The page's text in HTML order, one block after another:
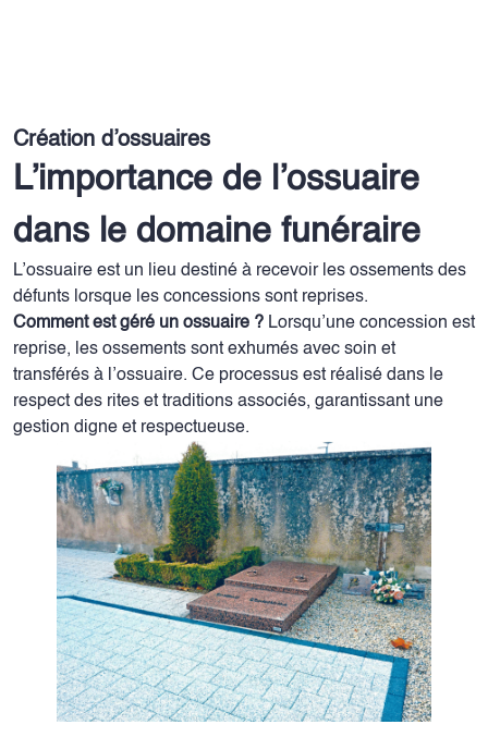
Création d’ossuaires
L’importance de l’ossuaire
dans le domaine funéraire
L’ossuaire est un lieu destiné à recevoir les ossements des
défunts lorsque les concessions sont reprises.
Comment est géré un ossuaire ? Lorsqu’une concession est
reprise, les ossements sont exhumés avec soin et
transférés à l’ossuaire. Ce processus est réalisé dans le
respect des rites et traditions associés, garantissant une
gestion digne et respectueuse.